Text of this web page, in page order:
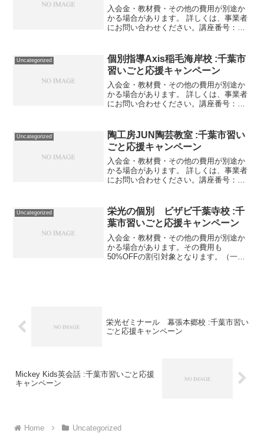
入会金・教材費・その他の費用が別途か
かる場合があります。 詳しくは、事業者
にお問い合わせください。講座番号：
券 (有効期限１ヶ月)。講座番号：...
Uncategorized
個別指導Axis稲毛海岸校 :千葉市
習いごと応援キャンペーン
入会金・教材費・その他の費用が別途か
かる場合があります。 詳しくは、事業者
にお問い合わせください。講座番号：
2022/01/31月8コマ／1コマ...
Uncategorized
陶工房JUN陶芸教室 :千葉市習い
ごと応援キャンペーン
入会金・教材費・その他の費用が別途か
かる場合があります。 詳しくは、事業者
にお問い合わせください。講座番号：
2022/03/31陶芸手びねり(月...
Uncategorized
栄光の個別 ビザビ千葉寺校 :千
葉市習いごと応援キャンペーン
入会金・教材費・その他の費用が別途か
かる場合があります。その費用も
50%OFFの割引対象となります。（一部
栄光ゼミナール 幕張本郷校 :千葉市習い
ごと応援キャンペーン
Mickey Kids英会話 :千葉市習いごと応援
キャンペーン
Home Uncategorized